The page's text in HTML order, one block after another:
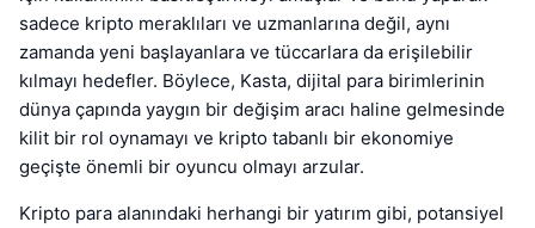
sadece kripto meraklıları ve uzmanlarına değil, aynı
zamanda yeni başlayanlara ve tüccarlara da erişilebilir
kılmayı hedefler. Böylece, Kasta, dijital para birimlerinin
dünya çapında yaygın bir değişim aracı haline gelmesinde
kilit bir rol oynamayı ve kripto tabanlı bir ekonomiye
geçişte önemli bir oyuncu olmayı arzular.
Kripto para alanındaki herhangi bir yatırım gibi, potansiyel